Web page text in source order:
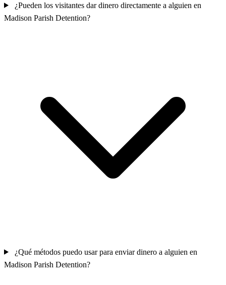
¿Pueden los visitantes dar dinero directamente a alguien en
Madison Parish Detention?
¿Qué métodos puedo usar para enviar dinero a alguien en
Madison Parish Detention?